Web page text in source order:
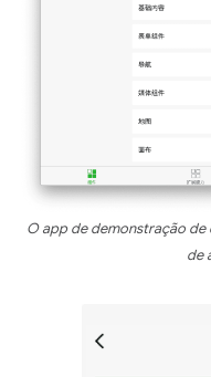
O app de demonstração de
de